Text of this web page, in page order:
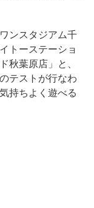
ンスタジアム千
トーステーショ
秋葉原店」と、
テストが行なわ
持ちよく遊べる